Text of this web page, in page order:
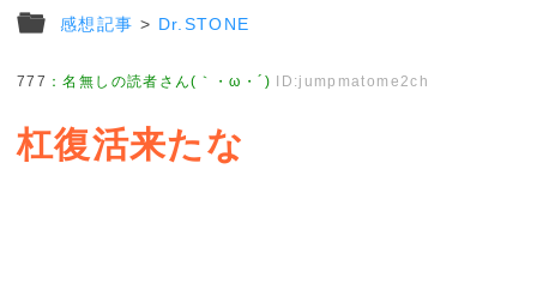
感想記事 > Dr.STONE
777 ：名無しの読者さん(｀・ω・´) ID:jumpmatome2ch
杠復活来たな